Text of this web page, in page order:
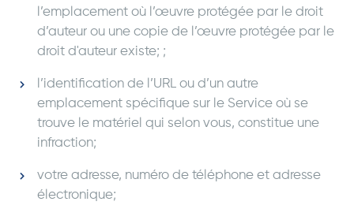
l’emplacement où l’œuvre protégée par le droit
d’auteur ou une copie de l’œuvre protégée par le
droit d'auteur existe; ;
l’identification de l’URL ou d’un autre
emplacement spécifique sur le Service où se
trouve le matériel qui selon vous, constitue une
infraction;
votre adresse, numéro de téléphone et adresse
électronique;